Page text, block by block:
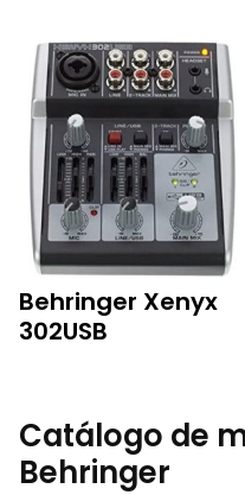
Behringer Xenyx
302USB
Catálogo de
Behringer